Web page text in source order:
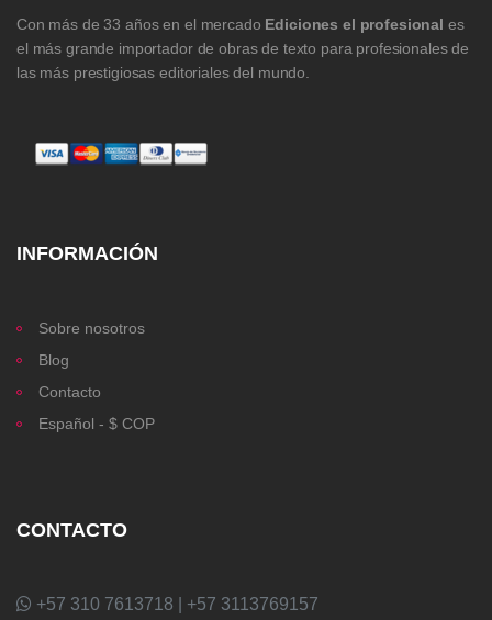
Con más de 33 años en el mercado Ediciones el profesional es
el más grande importador de obras de texto para profesionales de
las más prestigiosas editoriales del mundo.
INFORMACIÓN
Sobre nosotros
Blog
Contacto
Español - $ COP
CONTACTO
+57 310 7613718 | +57 3113769157